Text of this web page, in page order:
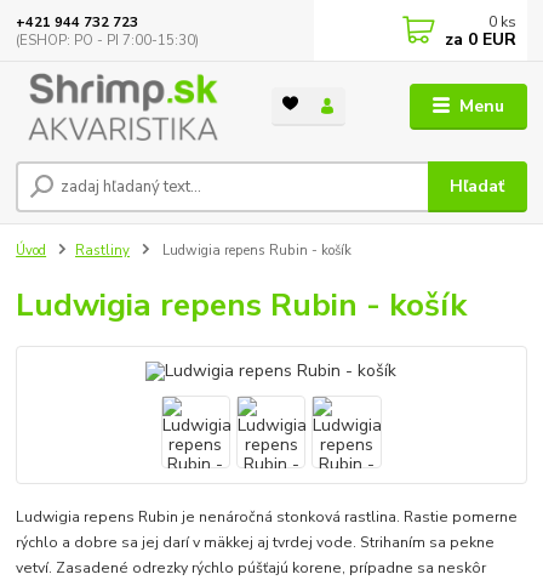
Menu
Hľadať
+421 944 732 723
(ESHOP: PO - PI 7:00-15:30)
0 ks
za 0 EUR
Úvod Rastliny Ludwigia repens Rubin - košík
Ludwigia repens Rubin - košík
Ludwigia repens Rubin je nenáročná stonková rastlina. Rastie pomerne
rýchlo a dobre sa jej darí v mäkkej aj tvrdej vode. Strihaním sa pekne
vetví. Zasadené odrezky rýchlo púšťajú korene, prípadne sa neskôr